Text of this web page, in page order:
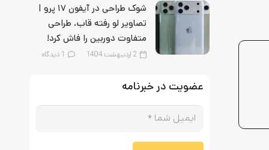
شوک طراحی در آیفون ۱۷ پرو |
تصاویر لو رفته قاب، طراحی
متفاوت دوربین را فاش کرد!
2 اردیبهشت 1404 1 دیدگاه
عضویت در خبرنامه